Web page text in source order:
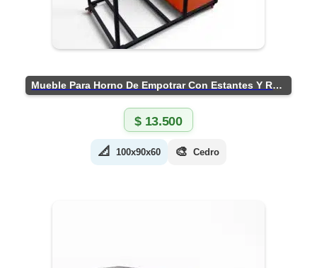
Mueble Para Horno De Empotrar Con Estantes Y Ruedas
$13.500
📐 100x90x60 🎨 Cedro